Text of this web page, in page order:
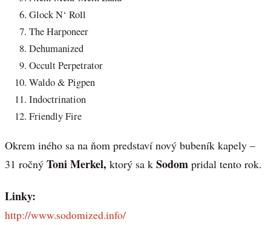
Glock N‘ Roll
The Harponeer
Dehumanized
Occult Perpetrator
Waldo & Pigpen
Indoctrination
Friendly Fire
Okrem iného sa na ňom predstaví nový bubeník kapely –
31 ročný Toni Merkel, ktorý sa k Sodom pridal tento rok.
Linky:
http://www.sodomized.info/